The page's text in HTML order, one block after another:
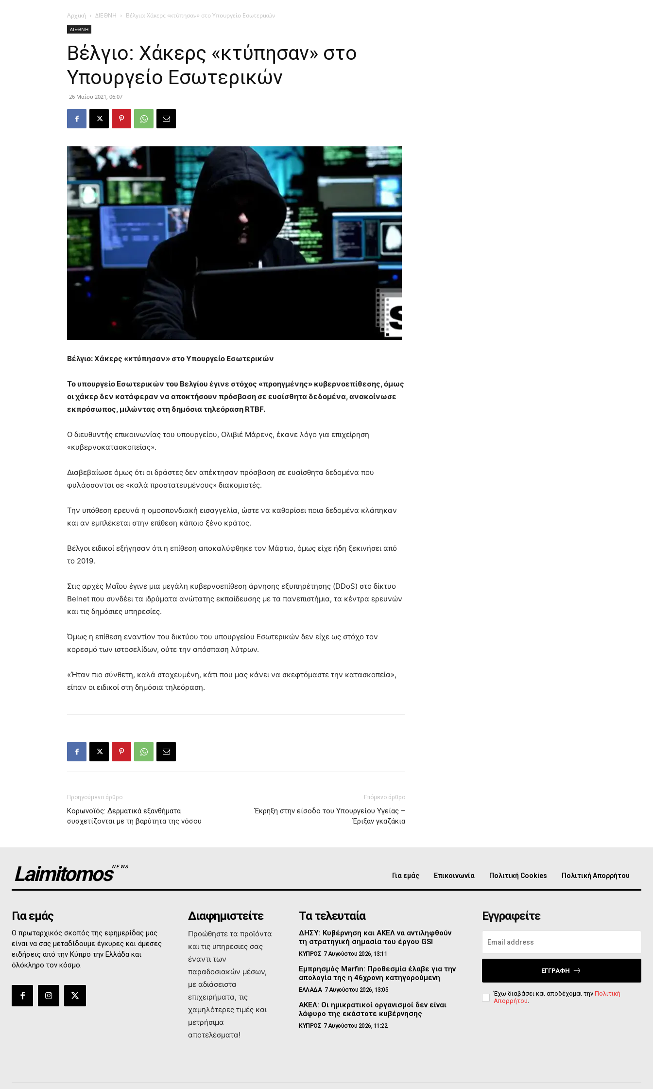
Αρχική ΔΙΕΘΝΗ Βέλγιο: Χάκερς «κτύπησαν» στο Υπουργείο Εσωτερικών
ΔΙΕΘΝΗ
Βέλγιο: Χάκερς «κτύπησαν» στο
Υπουργείο Εσωτερικών
26 Μαΐου 2021, 06:07
Βέλγιο: Χάκερς «κτύπησαν» στο Υπουργείο Εσωτερικών
Το υπουργείο Εσωτερικών του Βελγίου έγινε στόχος «προηγμένης» κυβερνοεπίθεσης, όμως
οι χάκερ δεν κατάφεραν να αποκτήσουν πρόσβαση σε ευαίσθητα δεδομένα, ανακοίνωσε
εκπρόσωπος, μιλώντας στη δημόσια τηλεόραση RTBF.
Ο διευθυντής επικοινωνίας του υπουργείου, Ολιβιέ Μάρενς, έκανε λόγο για επιχείρηση
«κυβερνοκατασκοπείας».
Διαβεβαίωσε όμως ότι οι δράστες δεν απέκτησαν πρόσβαση σε ευαίσθητα δεδομένα που
φυλάσσονται σε «καλά προστατευμένους» διακομιστές.
Την υπόθεση ερευνά η ομοσπονδιακή εισαγγελία, ώστε να καθορίσει ποια δεδομένα κλάπηκαν
και αν εμπλέκεται στην επίθεση κάποιο ξένο κράτος.
Βέλγοι ειδικοί εξήγησαν ότι η επίθεση αποκαλύφθηκε τον Μάρτιο, όμως είχε ήδη ξεκινήσει από
το 2019.
Στις αρχές Μαΐου έγινε μια μεγάλη κυβερνοεπίθεση άρνησης εξυπηρέτησης (DDoS) στο δίκτυο
Belnet που συνδέει τα ιδρύματα ανώτατης εκπαίδευσης με τα πανεπιστήμια, τα κέντρα ερευνών
και τις δημόσιες υπηρεσίες.
Όμως η επίθεση εναντίον του δικτύου του υπουργείου Εσωτερικών δεν είχε ως στόχο τον
κορεσμό των ιστοσελίδων, ούτε την απόσπαση λύτρων.
«Ήταν πιο σύνθετη, καλά στοχευμένη, κάτι που μας κάνει να σκεφτόμαστε την κατασκοπεία»,
είπαν οι ειδικοί στη δημόσια τηλεόραση.
Προηγούμενο άρθρο
Κορωνοϊός: Δερματικά εξανθήματα
συσχετίζονται με τη βαρύτητα της νόσου
Επόμενο άρθρο
Έκρηξη στην είσοδο του Υπουργείου Υγείας –
Έριξαν γκαζάκια
LaimitomosNEWS
Για εμάς Επικοινωνία Πολιτική Cookies Πολιτική Απορρήτου
Για εμάς
Ο πρωταρχικός σκοπός της εφημερίδας μας
είναι να σας μεταδίδουμε έγκυρες και άμεσες
ειδήσεις από την Κύπρο την Ελλάδα και
όλόκληρο τον κόσμο.
Διαφημιστείτε
Προώθηστε τα προϊόντα
και τις υπηρεσιες σας
έναντι των
παραδοσιακών μέσων,
με αδιάσειστα
επιχειρήματα, τις
χαμηλότερες τιμές και
μετρήσιμα
αποτελέσματα!
Τα τελευταία
ΔΗΣΥ: Κυβέρνηση και ΑΚΕΛ να αντιληφθούν
τη στρατηγική σημασία του έργου GSI
ΚΥΠΡΟΣ 7 Αυγούστου 2026, 13:11
Εμπρησμός Marfin: Προθεσμία έλαβε για την
απολογία της η 46χρονη κατηγορούμενη
ΕΛΛΑΔΑ 7 Αυγούστου 2026, 13:05
ΑΚΕΛ: Οι ημικρατικοί οργανισμοί δεν είναι
λάφυρο της εκάστοτε κυβέρνησης
ΚΥΠΡΟΣ 7 Αυγούστου 2026, 11:22
Εγγραφείτε
ΕΓΓΡΑΦΉ
Έχω διαβάσει και αποδέχομαι την Πολιτική
Απορρήτου.